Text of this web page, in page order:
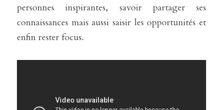
personnes inspirantes, savoir partager ses
connaissances mais aussi saisir les opportunités et
enfin rester focus.